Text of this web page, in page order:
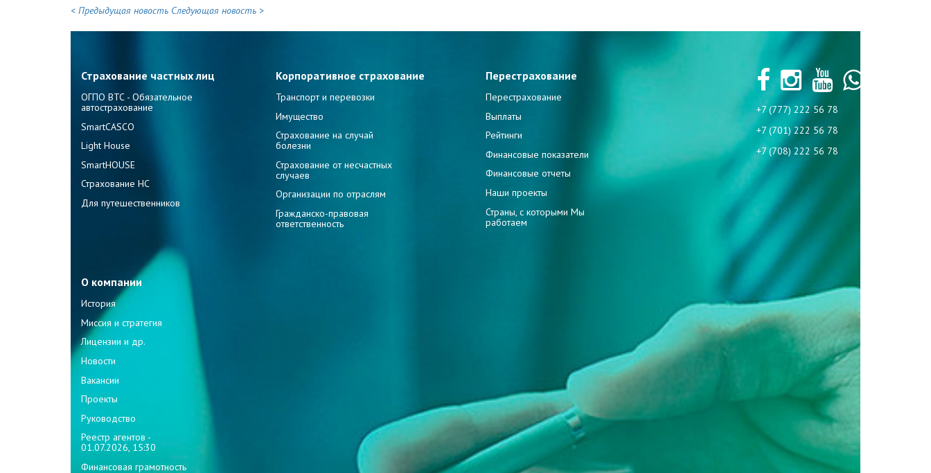
< Предыдущая новость Следующая новость >
Страхование частных лиц
ОГПО ВТС - Обязательное
автострахование
SmartCASCO
Light House
SmartHOUSE
Страхование НС
Для путешественников
Корпоративное страхование
Транспорт и перевозки
Имущество
Страхование на случай
болезни
Страхование от несчастных
случаев
Организации по отраслям
Гражданско-правовая
ответственность
Перестрахование
Перестрахование
Выплаты
Рейтинги
Финансовые показатели
Финансовые отчеты
Наши проекты
Страны, с которыми Мы
работаем
О компании
История
Миссия и стратегия
Лицензии и др.
Новости
Вакансии
Проекты
Руководство
Реестр агентов -
01.07.2026, 15:30
Финансовая грамотность
+7 (777) 222 56 78
+7 (701) 222 56 78
+7 (708) 222 56 78